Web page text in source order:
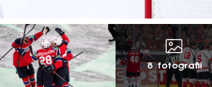
8 fotografií